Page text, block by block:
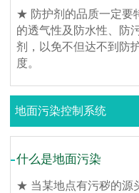
★ 防护剂的品质一定要
的透气性及防水性、防
剂，以免不但达不到防
度。
地面污染控制系统
什么是地面污染
★ 当某地点有污秽的源